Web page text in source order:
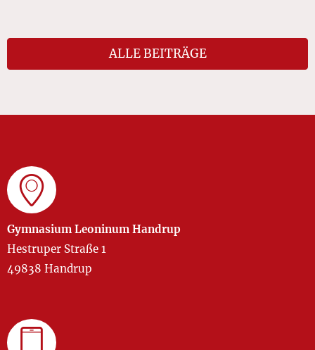
ALLE BEITRÄGE
Gymnasium Leoninum Handrup
Hestruper Straße 1
49838 Handrup